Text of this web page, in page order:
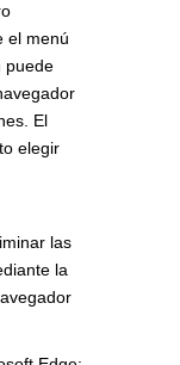
el menú
puede
El
elegir
las
la